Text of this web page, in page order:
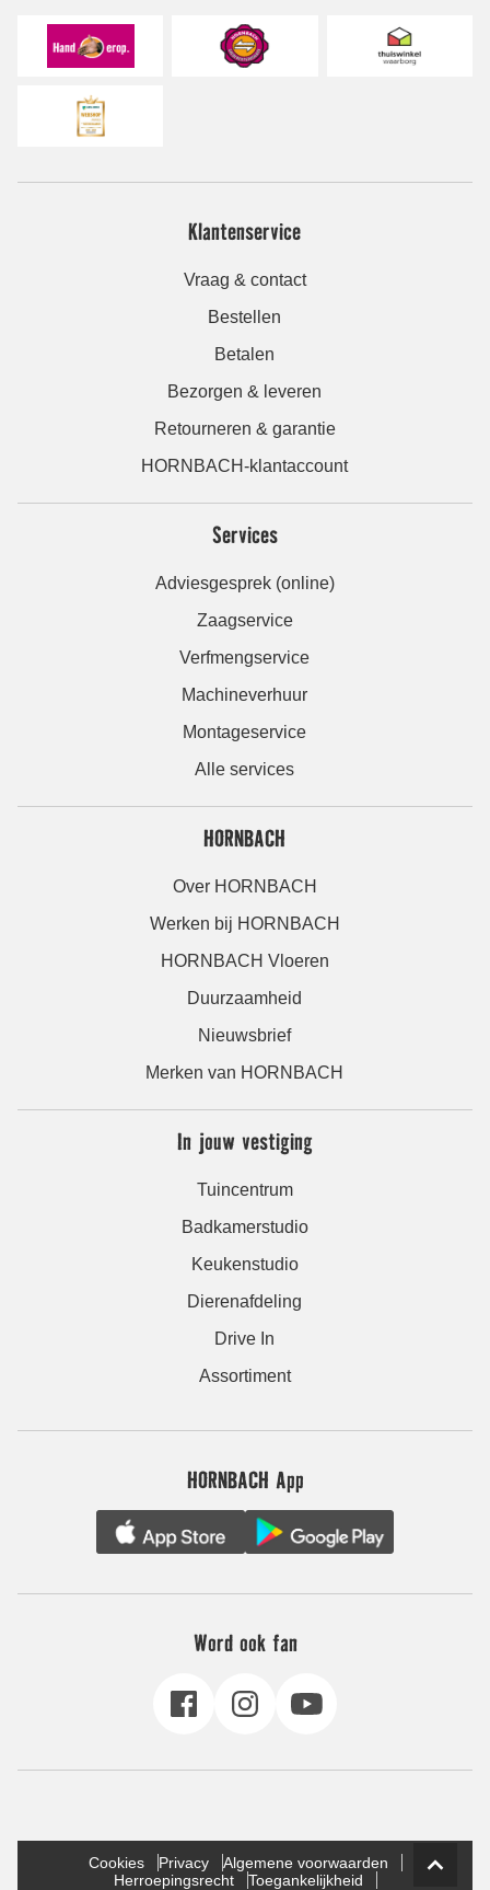
Klantenservice
Vraag & contact
Bestellen
Betalen
Bezorgen & leveren
Retourneren & garantie
HORNBACH-klantaccount
Services
Adviesgesprek (online)
Zaagservice
Verfmengservice
Machineverhuur
Montageservice
Alle services
HORNBACH
Over HORNBACH
Werken bij HORNBACH
HORNBACH Vloeren
Duurzaamheid
Nieuwsbrief
Merken van HORNBACH
In jouw vestiging
Tuincentrum
Badkamerstudio
Keukenstudio
Dierenafdeling
Drive In
Assortiment
HORNBACH App
Word ook fan
Cookies Privacy
Algemene voorwaarden
Herroepingsrecht
Toegankelijkheid